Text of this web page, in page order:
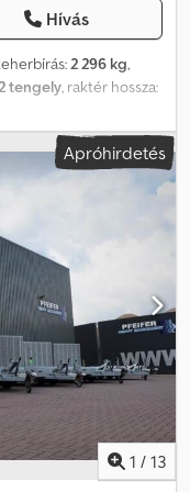
Hívás
2 296 kg,
2 tengely , raktér hossza:
,
5121/2 S Platós
utánfutó
az első
törzskönyv
partner
adatok Megengedett
teherbírás: kb.
5.070 mm Raktér
Alváz:
gumirugós
Gumiabroncs
Felszereltség
és
Kézi csörlő tartóval
Apróhirdetés
1 / 13